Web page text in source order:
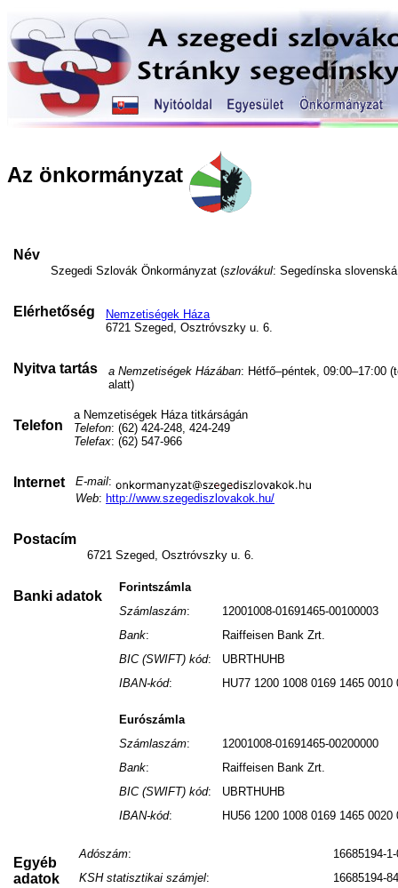
Az önkormányzat
Név
Szegedi Szlovák Önkormányzat (szlovákul: Segedínska
Elérhetőség
Nemzetiségek Háza
6721 Szeged, Osztróvszky u. 6.
Nyitva tartás a Nemzetiségek Házában: Hétfő–péntek, 09:00–17:00
alatt)
Telefon
a Nemzetiségek Háza titkárságán
Telefon: (62) 424-248, 424-249
Telefax: (62) 547-966
Internet E-mail:
Web: http://www.szegediszlovakok.hu/
Postacím
6721 Szeged, Osztróvszky u. 6.
Banki adatok
Forintszámla
Számlaszám:
12001008-01691465-00100003
Bank:
Raiffeisen Bank Zrt.
BIC (SWIFT) kód:
UBRTHUHB
IBAN-kód: HU77 1200 1008 0169 1465 0010
Eurószámla
Számlaszám:
12001008-01691465-00200000
Bank:
Raiffeisen Bank Zrt.
BIC (SWIFT) kód:
UBRTHUHB
IBAN-kód: HU56 1200 1008 0169 1465 0020
Egyéb
adatok
Adószám:
16685194-
KSH statisztikai számjel:
16685194-